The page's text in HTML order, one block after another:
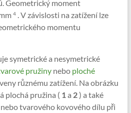
Geometrický moment
4. V závislosti na zatížení lze
momentu
symetrické a nesymetrické
pružinynebo ploché
různému zatížení. Na obrázku
plochá pružina ( 1a 2) a také
tvarového kovového dílu při